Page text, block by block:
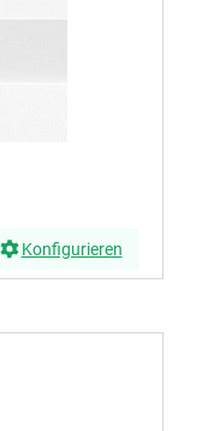
Konfigurieren